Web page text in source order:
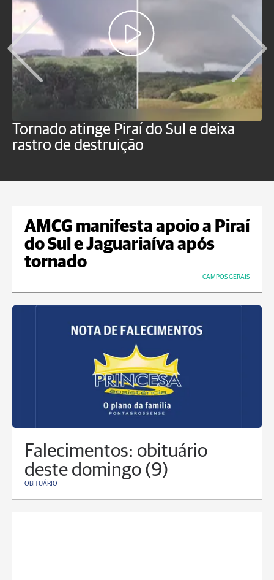
Tornado atinge Piraí do Sul e deixa
rastro de destruição
AMCG manifesta apoio a Piraí
do Sul e Jaguariaíva após
tornado
CAMPOS GERAIS
Falecimentos: obituário
deste domingo (9)
OBITUÁRIO